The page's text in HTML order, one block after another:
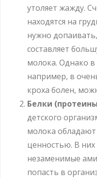
утоляет жажду.
находятся на
нужно
составляет
молока. Однако в
например, в
кроха болен,
Белки
детского
молока
ценностью. В них
незаменимые
попасть в